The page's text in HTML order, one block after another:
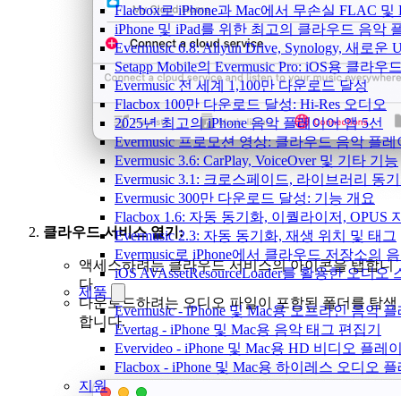
Flacbox로 iPhone과 Mac에서 무손실 FLAC 및
iPhone 및 iPad를 위한 최고의 클라우드 음악
Evermusic 6.8: Aliyun Drive, Synology, 새로운
Setapp Mobile의 Evermusic Pro: iOS용 클라우
Evermusic 전 세계 1,100만 다운로드 달성
Flacbox 100만 다운로드 달성: Hi-Res 오디오
2025년 최고의 iPhone 음악 플레이어 앱 5선
Evermusic 프로모션 영상: 클라우드 음악 플레
Evermusic 3.6: CarPlay, VoiceOver 및 기타 기능
Evermusic 3.1: 크로스페이드, 라이브러리 동
Evermusic 300만 다운로드 달성: 기능 개요
Flacbox 1.6: 자동 동기화, 이퀄라이저, OPUS
Evermusic 2.3: 자동 동기화, 재생 위치 및 태그
Evermusic로 iPhone에서 클라우드 저장소의
iOS AVAssetResourceLoader를 활용한 오디오
제품
Evermusic - iPhone 및 Mac용 오프라인 음악
Evertag - iPhone 및 Mac용 음악 태그 편집기
Evervideo - iPhone 및 Mac용 HD 비디오 플레
Flacbox - iPhone 및 Mac용 하이레스 오디오
지원
클라우드 서비스 열기:
액세스하려는 클라우드 서비스의 아이콘을 탭합니
다.
다운로드하려는 오디오 파일이 포함된 폴더를 탐색
합니다.